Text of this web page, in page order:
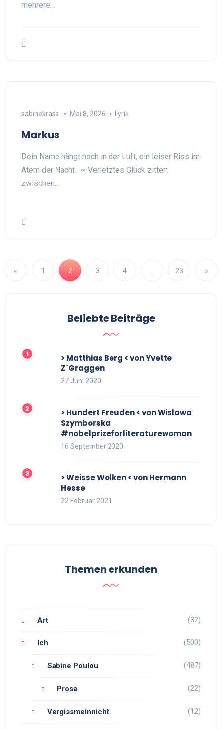
mehrere…
sabinekrass Mai 8, 2026 Lyrik
Markus
Dein Name hängt noch in der Luft, ein leiser Riss im
Atem der Nacht. ~ Verletztes Glück zittert
zwischen…
« 1 2 3 4 23 »
Beliebte Beiträge
> Matthias Berg < von Yvette
Z`Graggen
27 Juni 2020
> Hundert Freuden < von Wislawa
Szymborska
#nobelprizeforliteraturewoman
16 September 2020
> Weisse Wolken < von Hermann
Hesse
22 Februar 2021
Themen erkunden
Art (32)
Ich (500)
Sabine Poulou (487)
Prosa (22)
Vergissmeinnicht (12)